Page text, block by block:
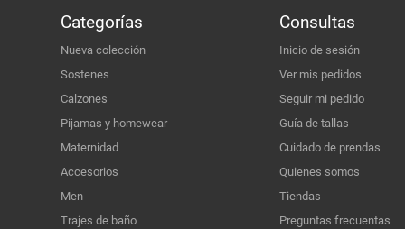
Categorías
Nueva colección
Sostenes
Calzones
Pijamas y homewear
Maternidad
Accesorios
Men
Trajes de baño
Consultas
Inicio de sesión
Ver mis pedidos
Seguir mi pedido
Guía de tallas
Cuidado de prendas
Quienes somos
Tiendas
Preguntas frecuentas